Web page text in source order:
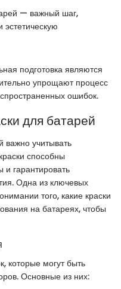
— важный шаг,
эстетическую
подготовка являются
упрощают процесс
ошибок.
для батарей
важно учитывать
способны
и гарантировать
Одна из ключевых
того, какие краски
на батареях, чтобы
которые могут быть
Основные из них: